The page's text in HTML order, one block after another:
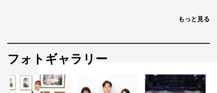
もっと見る
フォトギャラリー